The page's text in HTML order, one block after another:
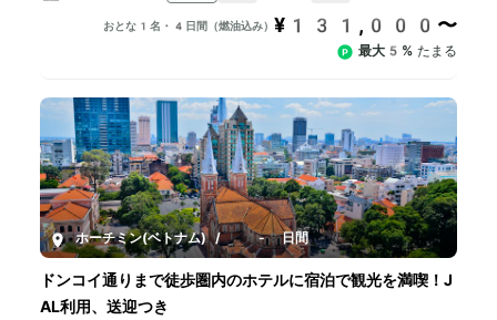
おとな1名・4日間（燃油込み） ¥131,000〜
最大5% たまる
ホーチミン(ベトナム) / 4-8日間
ドンコイ通りまで徒歩圏内のホテルに宿泊で観光を満喫！J
AL利用、送迎つき